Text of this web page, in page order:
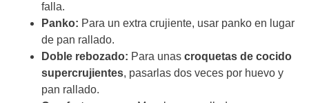
falla.
Panko: Para un extra crujiente, usar panko en lugar
de pan rallado.
Doble rebozado: Para unas croquetas de cocido
supercrujientes, pasarlas dos veces por huevo y
pan rallado.